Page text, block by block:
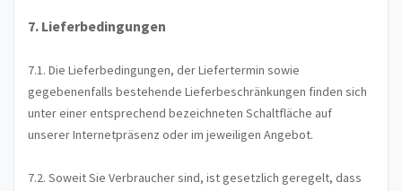
7. Lieferbedingungen
7.1. Die Lieferbedingungen, der Liefertermin sowie
gegebenenfalls bestehende Lieferbeschränkungen finden sich
unter einer entsprechend bezeichneten Schaltfläche auf
unserer Internetpräsenz oder im jeweiligen Angebot.
7.2. Soweit Sie Verbraucher sind, ist gesetzlich geregelt, dass